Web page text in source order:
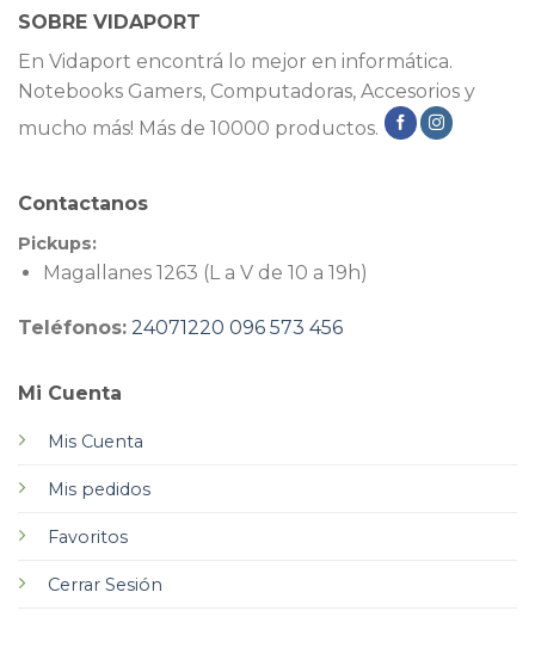
SOBRE VIDAPORT
En Vidaport encontrá lo mejor en informática.
Notebooks Gamers, Computadoras, Accesorios y
mucho más! Más de 10000 productos.
Mi Cuenta
Mis Cuenta
Mis pedidos
Favoritos
Cerrar Sesión
Contactanos
Pickups:
Magallanes 1263 (L a V de 10 a 19h)
Teléfonos: 24071220 096 573 456